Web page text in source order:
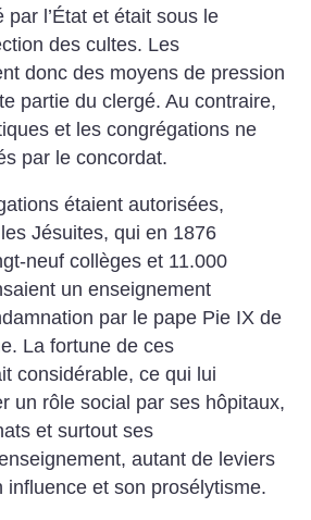
l’État et était sous le
des cultes. Les
donc des moyens de pression
partie du clergé. Au contraire,
et les congrégations ne
par le concordat.
étaient autorisées,
Jésuites, qui en 1876
neuf collèges et 11.000
un enseignement
par le pape Pie IX de
La fortune de ces
considérable, ce qui lui
un rôle social par ses hôpitaux,
et surtout ses
autant de leviers
influence et son prosélytisme.